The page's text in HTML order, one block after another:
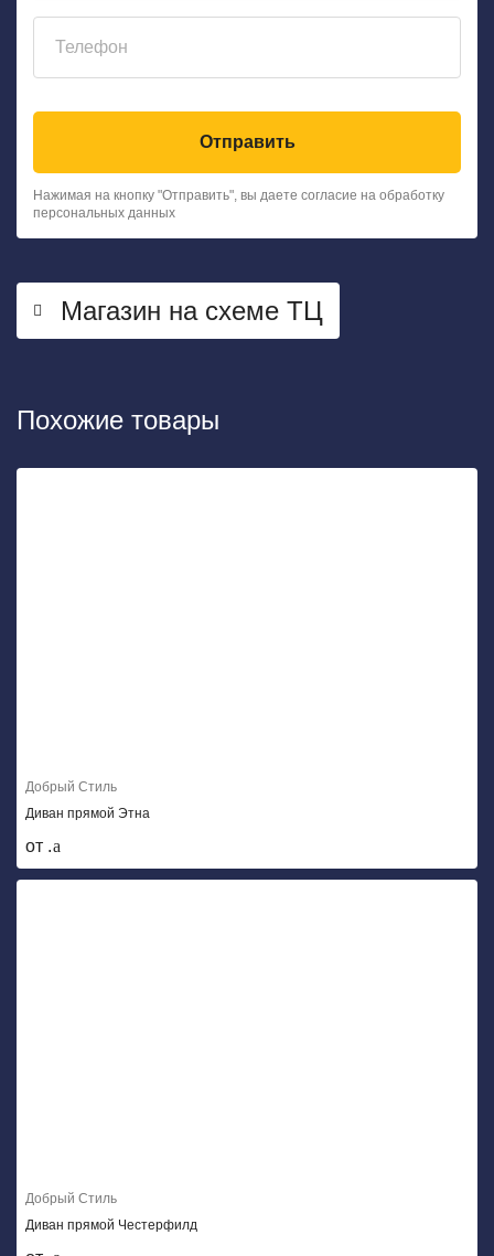
Отправить
Нажимая на кнопку "Отправить", вы даете согласие на обработку
персональных данных
Магазин на схеме ТЦ
Похожие товары
Добрый Стиль
Диван прямой Этна
от .
Добрый Стиль
Диван прямой Честерфилд